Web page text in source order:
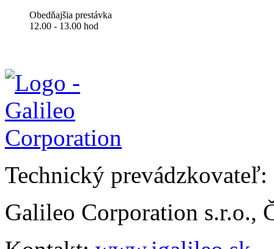
Obedňajšia prestávka
12.00 - 13.00 hod
Technický prevádzkovateľ:
Galileo Corporation s.r.o.,